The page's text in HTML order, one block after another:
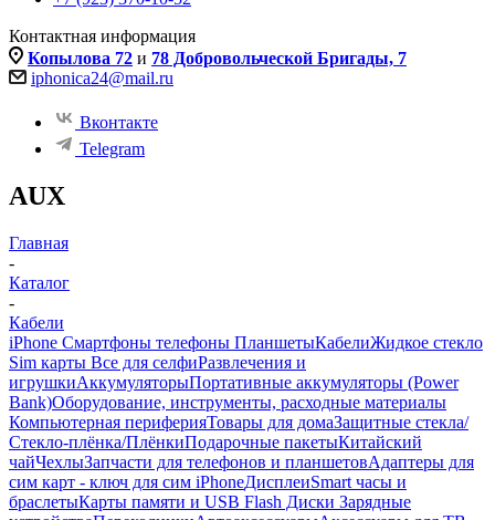
Контактная информация
Копылова 72 и 78 Добровольческой Бригады, 7
iphonica24@mail.ru
Вконтакте
Telegram
AUX
Главная
-
Каталог
-
Кабели
iPhone Смартфоны телефоны ПланшетыКабелиЖидкое стекло
Sim карты Все для селфиРазвлечения и
игрушкиАккумуляторыПортативные аккумуляторы (Power
Bank)Оборудование, инструменты, расходные материалы
Компьютерная периферияТовары для домаЗащитные стекла/
Стекло-плёнка/ПлёнкиПодарочные пакетыКитайский
чайЧехлыЗапчасти для телефонов и планшетовАдаптеры для
сим карт - ключ для сим iPhoneДисплеиSmart часы и
браслетыКарты памяти и USB Flash Диски Зарядные